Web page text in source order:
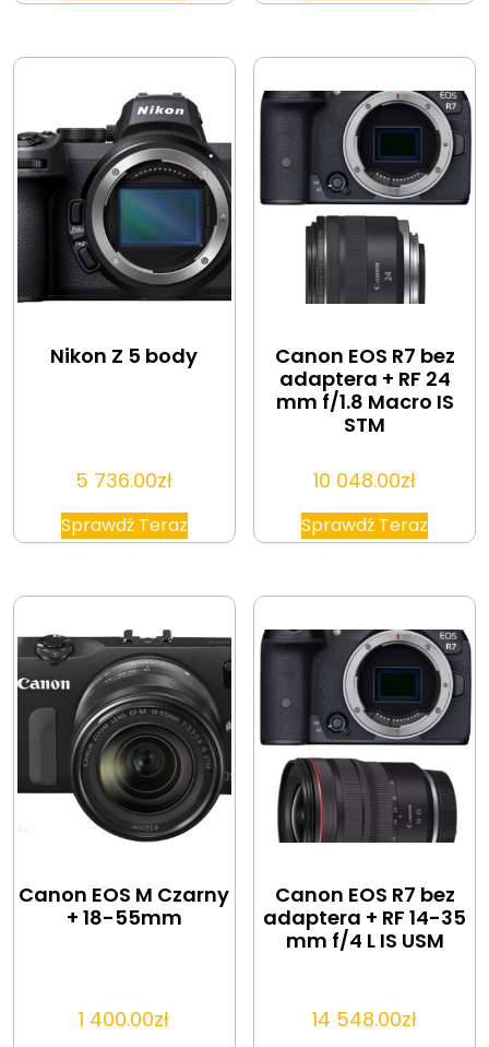
Nikon Z 5 body
5 736.00zł
Sprawdź Teraz
Canon EOS R7 bez
adaptera + RF 24
mm f/1.8 Macro IS
STM
10 048.00zł
Sprawdź Teraz
Canon EOS M Czarny
+ 18-55mm
1 400.00zł
Canon EOS R7 bez
adaptera + RF 14-35
mm f/4 L IS USM
14 548.00zł